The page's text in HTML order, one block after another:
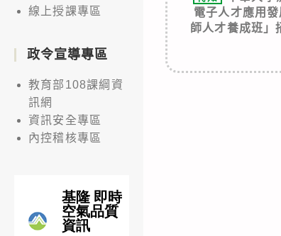
電子人才應用
師人才養成班」
線上授課專區
政令宣導專區
教育部108課綱資
訊網
資訊安全專區
內控稽核專區